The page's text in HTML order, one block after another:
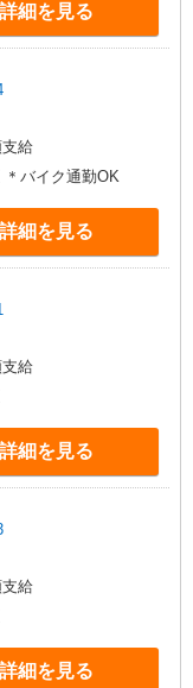
詳細を見る
給
バイク通勤OK
詳細を見る
給
詳細を見る
給
詳細を見る